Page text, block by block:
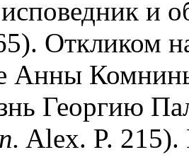
и
Откликом
Анны
Георгию
Alex. P. 215).